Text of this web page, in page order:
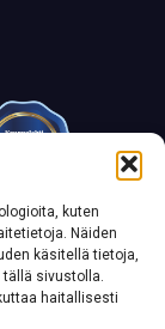
kuten
Näiden
käsitellä tietoja,
sivustolla.
haitallisesti